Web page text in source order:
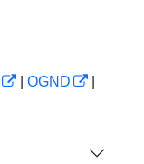
OGND